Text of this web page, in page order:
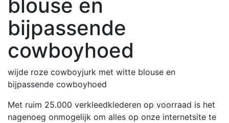
blouse en
bijpassende
cowboyhoed
wijde roze cowboyjurk met witte blouse en
bijpassende cowboyhoed
Met ruim 25.000 verkleedklederen op voorraad is het
nagenoeg onmogelijk om alles op onze internetsite te